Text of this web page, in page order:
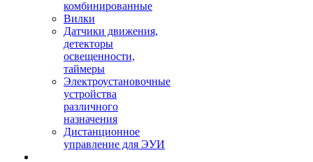
комбинированные
Вилки
Датчики движения,
детекторы
освещенности,
таймеры
Электроустановочные
устройства
различного
назначения
Дистанционное
управление для ЭУИ